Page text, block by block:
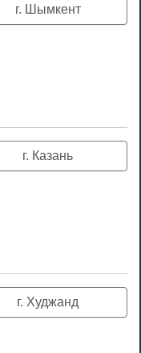
г. Шымкент
г. Казань
г. Худжанд